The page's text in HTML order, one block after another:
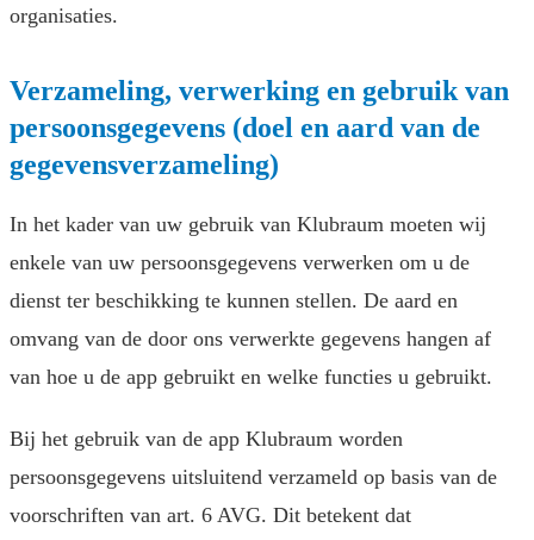
organisaties.
Verzameling, verwerking en gebruik van
persoonsgegevens (doel en aard van de
gegevensverzameling)
In het kader van uw gebruik van Klubraum moeten wij
enkele van uw persoonsgegevens verwerken om u de
dienst ter beschikking te kunnen stellen. De aard en
omvang van de door ons verwerkte gegevens hangen af
van hoe u de app gebruikt en welke functies u gebruikt.
Bij het gebruik van de app Klubraum worden
persoonsgegevens uitsluitend verzameld op basis van de
voorschriften van art. 6 AVG. Dit betekent dat